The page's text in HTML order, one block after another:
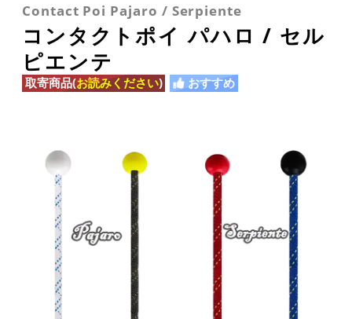
Contact Poi Pajaro / Serpiente
コンタクトポイ パハロ / セル
ピエンテ
取寄商品(お読みください) おすすめ